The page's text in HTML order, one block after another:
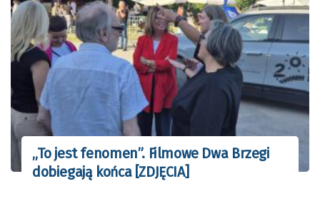
„To jest fenomen”. Filmowe Dwa Brzegi
dobiegają końca [ZDJĘCIA]